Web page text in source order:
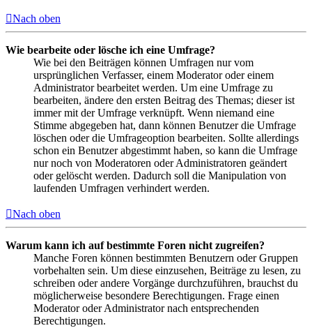
Nach oben
Wie bearbeite oder lösche ich eine Umfrage?
Wie bei den Beiträgen können Umfragen nur vom
ursprünglichen Verfasser, einem Moderator oder einem
Administrator bearbeitet werden. Um eine Umfrage zu
bearbeiten, ändere den ersten Beitrag des Themas; dieser ist
immer mit der Umfrage verknüpft. Wenn niemand eine
Stimme abgegeben hat, dann können Benutzer die Umfrage
löschen oder die Umfrageoption bearbeiten. Sollte allerdings
schon ein Benutzer abgestimmt haben, so kann die Umfrage
nur noch von Moderatoren oder Administratoren geändert
oder gelöscht werden. Dadurch soll die Manipulation von
laufenden Umfragen verhindert werden.
Nach oben
Warum kann ich auf bestimmte Foren nicht zugreifen?
Manche Foren können bestimmten Benutzern oder Gruppen
vorbehalten sein. Um diese einzusehen, Beiträge zu lesen, zu
schreiben oder andere Vorgänge durchzuführen, brauchst du
möglicherweise besondere Berechtigungen. Frage einen
Moderator oder Administrator nach entsprechenden
Berechtigungen.